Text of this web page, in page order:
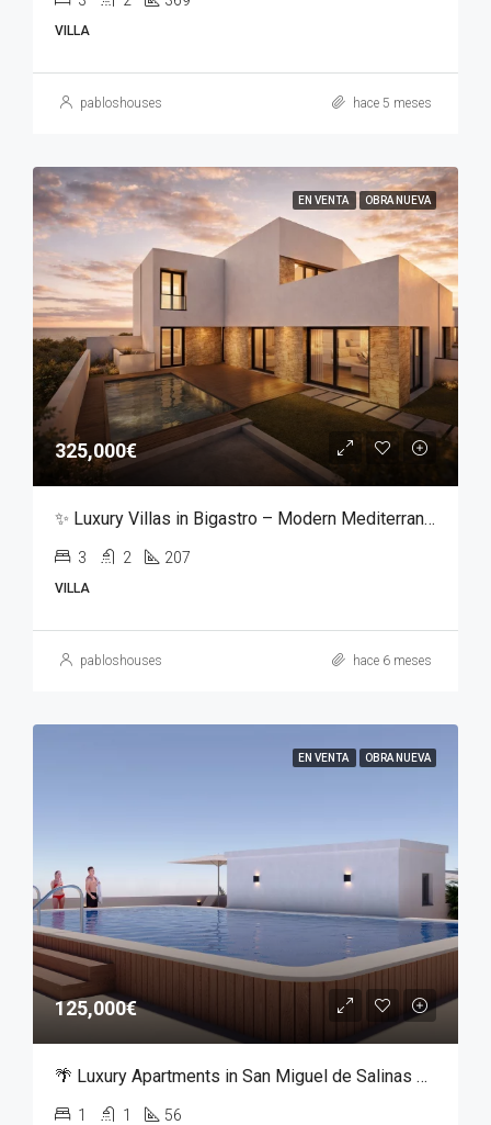
VILLA
pabloshouses hace 5 meses
EN VENTA OBRA NUEVA
325,000€
✨ Luxury Villas in Bigastro – Modern Mediterranean Living ✨
3 2 207
VILLA
pabloshouses hace 6 meses
EN VENTA OBRA NUEVA
125,000€
🌴 Luxury Apartments in San Miguel de Salinas – From €125,000
1 1 56